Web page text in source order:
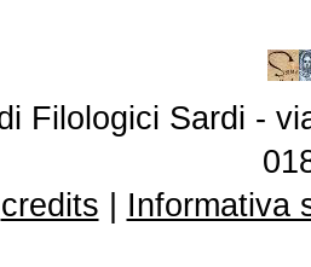
Filologici Sardi -
credits
Informativa